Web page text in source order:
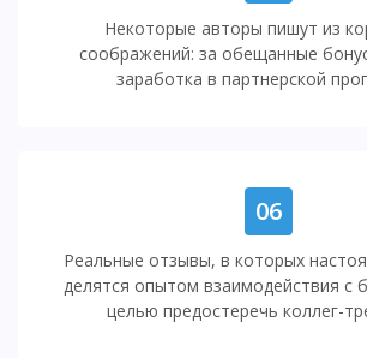
Некоторые авторы пишут из
соображений: за обещанные
заработка в партнерской
06
Реальные отзывы, в которых
делятся опытом взаимодействия с
целью предостеречь коллег-